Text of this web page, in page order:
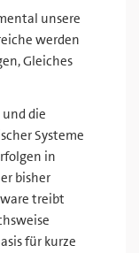
unsere
werden
Gleiches
die
Systeme
in
bisher
treibt
für kurze